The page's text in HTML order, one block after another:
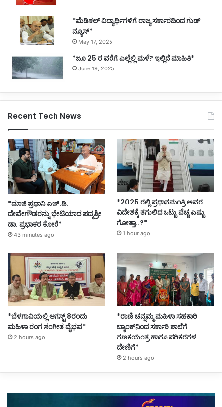
*ಮೆಡಿಕಲ್ ವಿದ್ಯಾರ್ಥಿಗಳಿಗೆ ರಾಜ್ಯ ಸರ್ಕಾರದಿಂದ ಗುಡ್
ನ್ಯೂಸ್*
May 17, 2025
*ಜೂ 25 ರ ವರೆಗೆ ಎಲ್ಲೆಲ್ಲಿ ಮಳೆ? ಇಲ್ಲಿದೆ ಮಾಹಿತಿ*
June 19, 2025
Recent Tech News
*ಮಾಜಿ ಪ್ರಧಾನಿ ಎಚ್.ಡಿ.
ದೇವೇಗೌಡರನ್ನು ಭೇಟಿಯಾದ ಪದ್ಮಶ್ರೀ
ಡಾ. ಪ್ರಭಾಕರ ಕೋರೆ*
43 minutes ago
*2025 ರಲ್ಲಿ ಪ್ರಧಾನಮಂತ್ರಿ ಅವರ
ವಿದೇಶಕ್ಕೆ ತಗುಲಿದ ಒಟ್ಟು ವೆಚ್ಚ ಎಷ್ಟು
ಗೋತ್ತಾ..?*
1 hour ago
*ಬೆಳಗಾವಿಯಲ್ಲಿ ಆಗಸ್ಟ್ 8ರಂದು
ಮಹಿಳಾ ರಂಗ ಸಂಗೀತ ವೈಭವ*
2 hours ago
*ರಾಣಿ ಚನ್ನಮ್ಮ ಮಹಿಳಾ ಸಹಕಾರಿ
ಬ್ಯಾಂಕ್‌ನಿಂದ ಸರ್ಕಾರಿ ಶಾಲೆಗೆ
ಗಣಕಯಂತ್ರ ಹಾಗೂ ಪರಿಕರಗಳ
ದೇಣಿಗೆ*
2 hours ago